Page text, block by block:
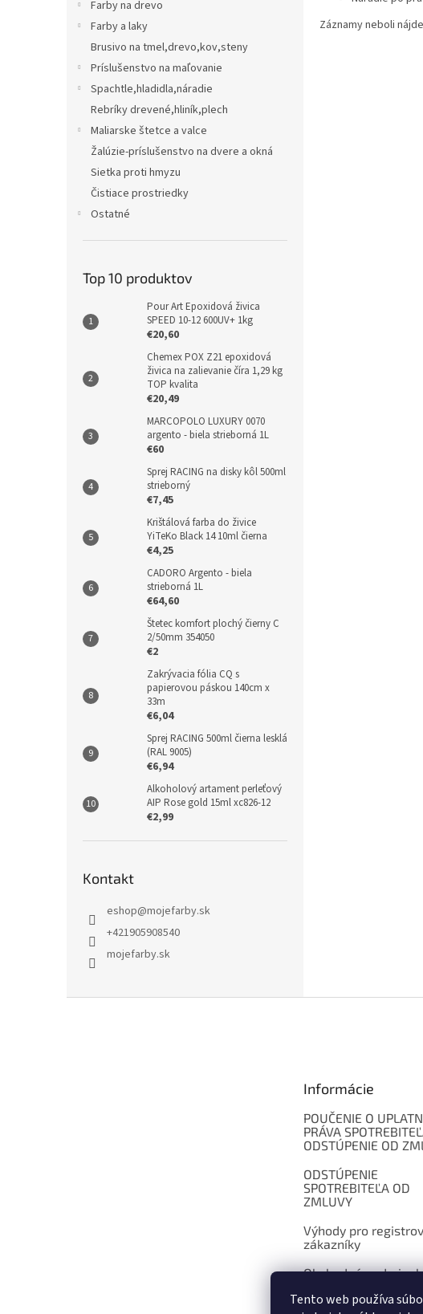
Tento web používa
Farby na drevo
Farby a laky
Brusivo na tmel,drevo,kov,steny
Príslušenstvo na maľovanie
Spachtle,hladidla,náradie
Rebríky drevené,hliník,plech
Maliarske štetce a valce
Žalúzie-príslušenstvo na dvere a okná
Sietka proti hmyzu
Čistiace prostriedky
Ostatné
Top 10 produktov
Pour Art Epoxidová živica
SPEED 10-12 600UV+ 1kg
€20,60
Chemex POX Z21 epoxidová
živica na zalievanie číra 1,29 kg
TOP kvalita
€20,49
MARCOPOLO LUXURY 0070
argento - biela strieborná 1L
€60
Sprej RACING na disky kôl 500ml
strieborný
€7,45
Krištálová farba do živice
YiTeKo Black 14 10ml čierna
€4,25
CADORO Argento - biela
strieborná 1L
€64,60
Štetec komfort plochý čierny C
2/50mm 354050
€2
Zakrývacia fólia CQ s
papierovou páskou 140cm x
33m
€6,04
Sprej RACING 500ml čierna lesklá
(RAL 9005)
€6,94
Alkoholový artament perleťový
AIP Rose gold 15ml xc826-12
€2,99
Kontakt
eshop@mojefarby.sk
+421905908540
mojefarby.sk
Záznamy neboli
Informácie
POUČENIE O
PRÁVA
ODSTÚPENIE OD
ODSTÚPENIE
SPOTREBITEĽA OD
ZMLUVY
Výhody pro
zákazníky
Obchodné
Kontakt